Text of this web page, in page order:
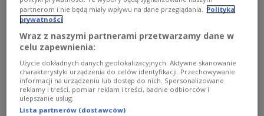
Melchiory 2014 - trwa transmisja uroczystej
gali konkursu reportażystów
O tych statuetkach marzą wszyscy reportażyści, nie
tylko radiowi. Już dziś poznamy laureatów X
jubileuszowej edycji Ogólnopolskiego Konkursu
partnerom i nie będą miały wpływu na dane przeglądania.
Polityka
prywatności
Wraz z naszymi partnerami przetwarzamy dane w
celu zapewnienia:
Użycie dokładnych danych geolokalizacyjnych. Aktywne skanowanie
charakterystyki urządzenia do celów identyfikacji. Przechowywanie
informacji na urządzeniu lub dostęp do nich. Spersonalizowane
reklamy i treści, pomiar reklam i treści, badnie odbiorców i
ulepszanie usług.
Lista partnerów (dostawców)